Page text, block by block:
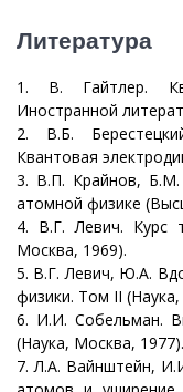
Литература
1. В. Гайтлер.
Иностранной
2. В.Б.
Квантовая
3. В.П. Крайнов, Б.М.
атомной физике
4. В.Г. Левич. Курс
Москва, 1969).
5. В.Г. Левич, Ю.А.
физики. Том II
6. И.И. Собельман.
(Наука, Москва, 1977).
7. Л.А. Вайнштейн,